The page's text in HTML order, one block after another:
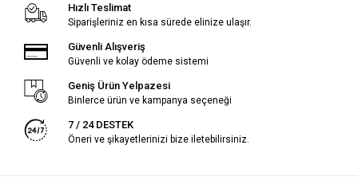
Hızlı Teslimat
Siparişleriniz en kısa sürede elinize ulaşır.
Güvenli Alışveriş
Güvenli ve kolay ödeme sistemi
Geniş Ürün Yelpazesi
Binlerce ürün ve kampanya seçeneği
7 / 24 DESTEK
Öneri ve şikayetlerinizi bize iletebilirsiniz.